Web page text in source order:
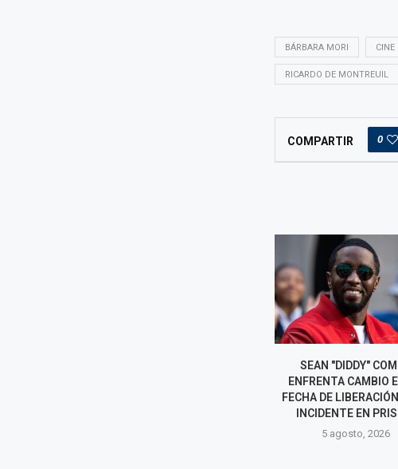
BÁRBARA MORI CINE
RICARDO DE MONTREUIL
COMPARTIR 0
RIHANNA
BARBADOS CON SU
CARNAVAL EN CROP
5 agosto, 2026